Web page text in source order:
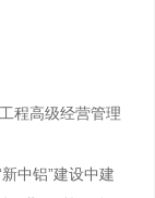
程高级经营管理
中铝”建设中建